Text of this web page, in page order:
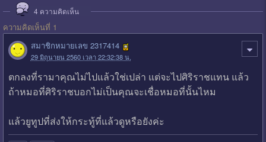
4 ความคิดเห็น
ความคิดเห็นที่ 1
สมาชิกหมายเลข 2317414
29 มิถุนายน 2560 เวลา 22:32:38 น.
ตกลงที่รามาคุณไม่ไปแล้วใช่เปล่า แต่จะไปศิริราชแทน แล้ว
ถ้าหมอที่ศิริราชบอกไม่เป็นคุณจะเชื่อหมอที่นั้นไหม
แล้วยูทูปที่ส่งให้กระทู้ที่แล้วดูหรือยังค่ะ